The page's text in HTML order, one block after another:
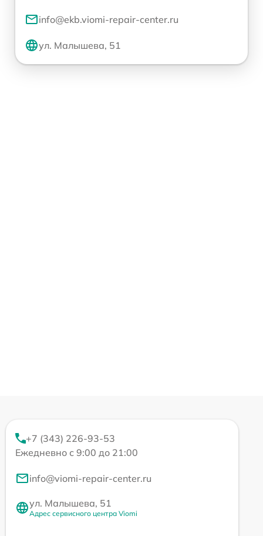
info@ekb.viomi-repair-center.ru
ул. Малышева, 51
+7 (343) 226-93-53
Ежедневно с 9:00 до 21:00
info@viomi-repair-center.ru
ул. Малышева, 51
Адрес сервисного центра Viomi